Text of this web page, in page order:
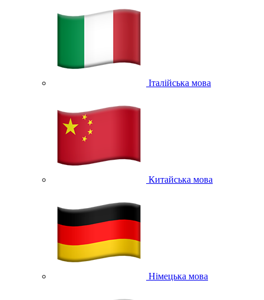
Італійська мова
Китайська мова
Німецька мова